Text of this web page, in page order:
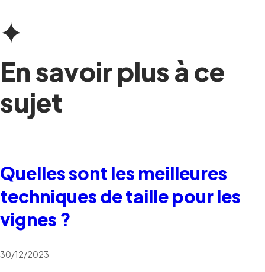
En savoir plus à ce
sujet
Quelles sont les meilleures
techniques de taille pour les
vignes ?
30/12/2023